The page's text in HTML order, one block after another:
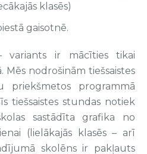
klasēs)
gaisotnē.
variants ir mācīties tikai
Mēs nodrošinām tiešsaistes
priekšmetos programmā
tiešsaistes stundas notiek
sastādīta grafika no
(lielākajās klasēs – arī
skolēns ir pakļauts